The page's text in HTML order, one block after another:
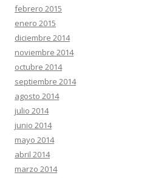
febrero 2015
enero 2015
diciembre 2014
noviembre 2014
octubre 2014
septiembre 2014
agosto 2014
julio 2014
junio 2014
mayo 2014
abril 2014
marzo 2014